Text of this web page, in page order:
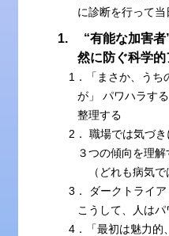
に診断を行って当
1. “有能な加害者
然に防ぐ科学
1．「まさか、うち
が」 パワハラす
整理する
2． 職場では気づき
３つの傾向を理解
（どれも病気で
3． ダークトライ
こうして、人は
4．「最初は魅力的